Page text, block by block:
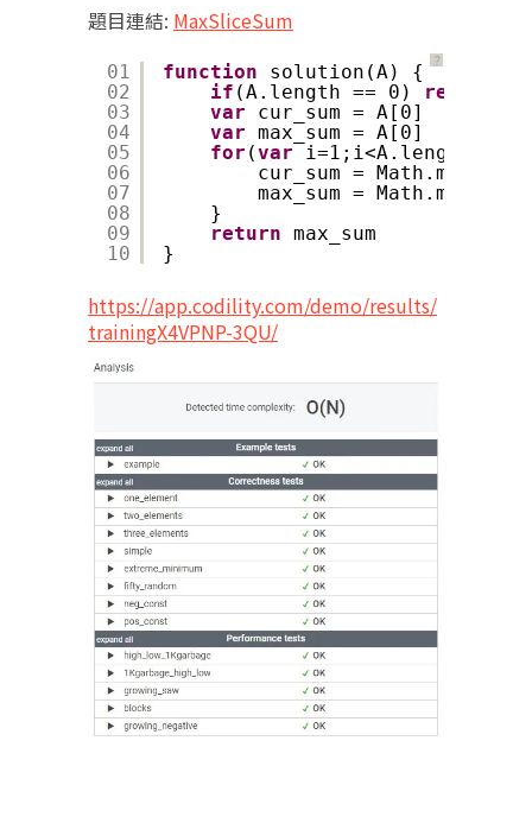
題目連結: MaxSliceSum
？
01
02
03
04
05
06
07
08
09
10
function
solution(A) {
if (A.length == 0) return
var
cur_sum = A[0]
var max_sum = A[0]
for (var
cur_sum =
max_sum =
}
return max_sum
}
https://app.codility.com/demo/results/
trainingX4VPNP-3QU/